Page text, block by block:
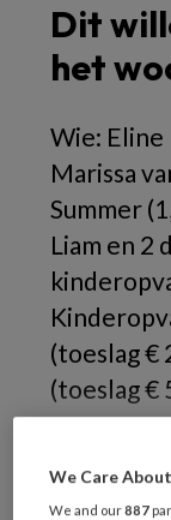
Dit
het
Wie: Eline
Marissa
Summer
Liam en 2
(toeslag €
(toeslag €
Waarom
We Care
We and our887